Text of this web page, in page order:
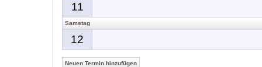
11
Samstag
12
Neuen Termin hinzufügen